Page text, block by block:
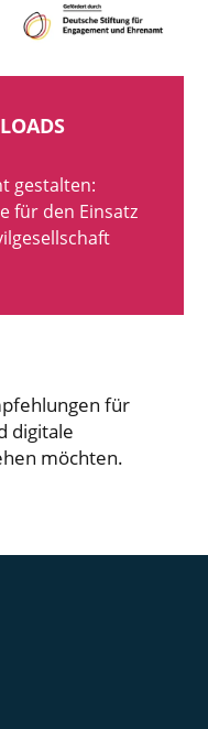
gestalten:
für den Einsatz
für
digitale
möchten.